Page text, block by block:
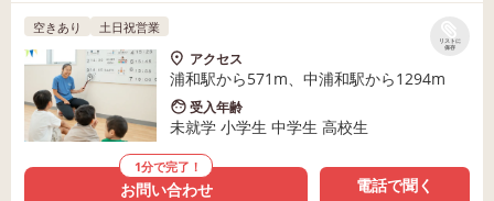
リストに
保存
空きあり 土日祝営業
アクセス
浦和駅から571m、中浦和駅から1294m
受入年齢
未就学 小学生 中学生 高校生
1分で完了！
お問い合わせ 電話で聞く